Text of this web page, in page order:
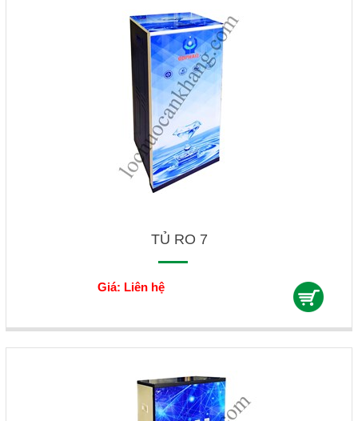
TỦ RO 7
Giá: Liên hệ